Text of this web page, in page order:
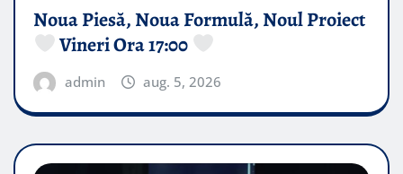
Noua Piesă, Noua Formulă, Noul Proiect
Vineri Ora 17:00
admin aug. 5, 2026